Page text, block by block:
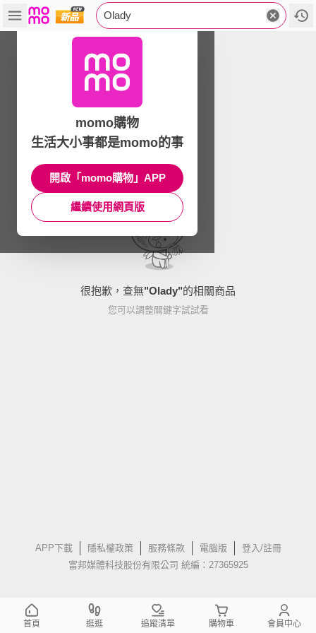
Olady
很抱歉，查無"Olady"的相關商品
您可以調整關鍵字試試看
APP下載 隱私權政策 服務條款 電腦版
登入/註冊
富邦媒體科技股份有限公司 統編：27365925
momo購物
生活大小事都是momo的事
開啟「momo購物」APP
繼續使用網頁版
首頁 逛逛 追蹤清單 購物車 會員中心